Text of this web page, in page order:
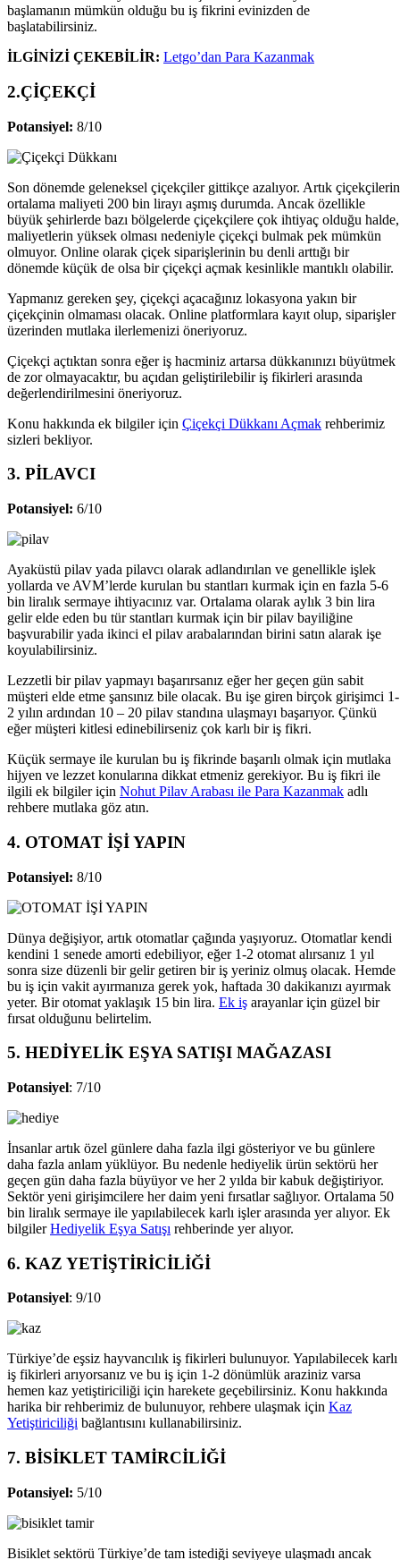
başlamanın mümkün olduğu bu iş fikrini evinizden de
başlatabilirsiniz.
İLGİNİZİ ÇEKEBİLİR: Letgo’dan Para Kazanmak
2.ÇİÇEKÇİ
Potansiyel: 8/10
Son dönemde geleneksel çiçekçiler gittikçe azalıyor. Artık çiçekçilerin
ortalama maliyeti 200 bin lirayı aşmış durumda. Ancak özellikle
büyük şehirlerde bazı bölgelerde çiçekçilere çok ihtiyaç olduğu halde,
maliyetlerin yüksek olması nedeniyle çiçekçi bulmak pek mümkün
olmuyor. Online olarak çiçek siparişlerinin bu denli arttığı bir
dönemde küçük de olsa bir çiçekçi açmak kesinlikle mantıklı olabilir.
Yapmanız gereken şey, çiçekçi açacağınız lokasyona yakın bir
çiçekçinin olmaması olacak. Online platformlara kayıt olup, siparişler
üzerinden mutlaka ilerlemenizi öneriyoruz.
Çiçekçi açtıktan sonra eğer iş hacminiz artarsa dükkanınızı büyütmek
de zor olmayacaktır, bu açıdan geliştirilebilir iş fikirleri arasında
değerlendirilmesini öneriyoruz.
Konu hakkında ek bilgiler için Çiçekçi Dükkanı Açmak rehberimiz
sizleri bekliyor.
3. PİLAVCI
Potansiyel: 6/10
Ayaküstü pilav yada pilavcı olarak adlandırılan ve genellikle işlek
yollarda ve AVM’lerde kurulan bu stantları kurmak için en fazla 5-6
bin liralık sermaye ihtiyacınız var. Ortalama olarak aylık 3 bin lira
gelir elde eden bu tür stantları kurmak için bir pilav bayiliğine
başvurabilir yada ikinci el pilav arabalarından birini satın alarak işe
koyulabilirsiniz.
Lezzetli bir pilav yapmayı başarırsanız eğer her geçen gün sabit
müşteri elde etme şansınız bile olacak. Bu işe giren birçok girişimci 1-
2 yılın ardından 10 – 20 pilav standına ulaşmayı başarıyor. Çünkü
eğer müşteri kitlesi edinebilirseniz çok karlı bir iş fikri.
Küçük sermaye ile kurulan bu iş fikrinde başarılı olmak için mutlaka
hijyen ve lezzet konularına dikkat etmeniz gerekiyor. Bu iş fikri ile
ilgili ek bilgiler için Nohut Pilav Arabası ile Para Kazanmak adlı
rehbere mutlaka göz atın.
4. OTOMAT İŞİ YAPIN
Potansiyel: 8/10
Dünya değişiyor, artık otomatlar çağında yaşıyoruz. Otomatlar kendi
kendini 1 senede amorti edebiliyor, eğer 1-2 otomat alırsanız 1 yıl
sonra size düzenli bir gelir getiren bir iş yeriniz olmuş olacak. Hemde
bu iş için vakit ayırmanıza gerek yok, haftada 30 dakikanızı ayırmak
yeter. Bir otomat yaklaşık 15 bin lira. Ek iş arayanlar için güzel bir
fırsat olduğunu belirtelim.
5. HEDİYELİK EŞYA SATIŞI MAĞAZASI
Potansiyel: 7/10
İnsanlar artık özel günlere daha fazla ilgi gösteriyor ve bu günlere
daha fazla anlam yüklüyor. Bu nedenle hediyelik ürün sektörü her
geçen gün daha fazla büyüyor ve her 2 yılda bir kabuk değiştiriyor.
Sektör yeni girişimcilere her daim yeni fırsatlar sağlıyor. Ortalama 50
bin liralık sermaye ile yapılabilecek karlı işler arasında yer alıyor. Ek
bilgilerHediyelik Eşya Satışı rehberinde yer alıyor.
6. KAZ YETİŞTİRİCİLİĞİ
Potansiyel: 9/10
Türkiye’de eşsiz hayvancılık iş fikirleri bulunuyor. Yapılabilecek karlı
iş fikirleri arıyorsanız ve bu iş için 1-2 dönümlük araziniz varsa
hemen kaz yetiştiriciliği için harekete geçebilirsiniz. Konu hakkında
harika bir rehberimiz de bulunuyor, rehbere ulaşmak için Kaz
Yetiştiriciliği bağlantısını kullanabilirsiniz.
7. BİSİKLET TAMİRCİLİĞİ
Potansiyel: 5/10
Bisiklet sektörü Türkiye’de tam istediği seviyeye ulaşmadı ancak